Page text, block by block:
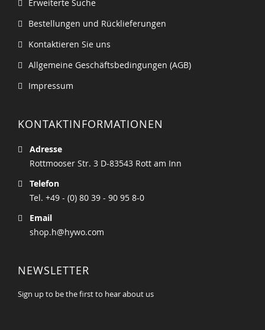
Erweiterte Suche
Bestellungen und Rücklieferungen
Kontaktieren Sie uns
Allgemeine Geschäftsbedingungen (AGB)
Impressum
KONTAKTINFORMATIONEN
Adresse
Rottmooser Str. 3 D-83543 Rott am Inn
Telefon
Tel. +49 - (0) 80 39 - 90 95 8-0
Email
shop.h@hywo.com
NEWSLETTER
Sign up to be the first to hear about us